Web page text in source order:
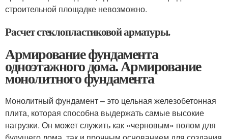
строительной площадке невозможно.
Расчет стеклопластиковой арматуры.
Армирование фундамента
одноэтажного дома. Армирование
монолитного фундамента
Монолитный фундамент – это цельная железобетонная
плита, которая способна выдержать самые высокие
нагрузки. Он может служить как «черновым» полом для